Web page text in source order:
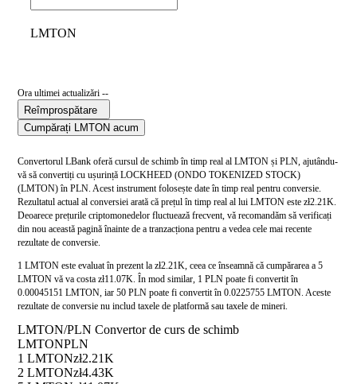
LMTON
Ora ultimei actualizări --
Reîmprospătare
Cumpărați LMTON acum
Convertorul LBank oferă cursul de schimb în timp real al LMTON și PLN, ajutându-
vă să convertiți cu ușurință LOCKHEED (ONDO TOKENIZED STOCK)
(LMTON) în PLN. Acest instrument folosește date în timp real pentru conversie.
Rezultatul actual al conversiei arată că prețul în timp real al lui LMTON este zł2.21K.
Deoarece prețurile criptomonedelor fluctuează frecvent, vă recomandăm să verificați
din nou această pagină înainte de a tranzacționa pentru a vedea cele mai recente
rezultate de conversie.
1 LMTON este evaluat în prezent la zł2.21K, ceea ce înseamnă că cumpărarea a 5
LMTON vă va costa zł11.07K. În mod similar, 1 PLN poate fi convertit în
0.00045151 LMTON, iar 50 PLN poate fi convertit în 0.0225755 LMTON. Aceste
rezultate de conversie nu includ taxele de platformă sau taxele de mineri.
LMTON/PLN Convertor de curs de schimb
LMTONPLN
1 LMTONzł2.21K
2 LMTONzł4.43K